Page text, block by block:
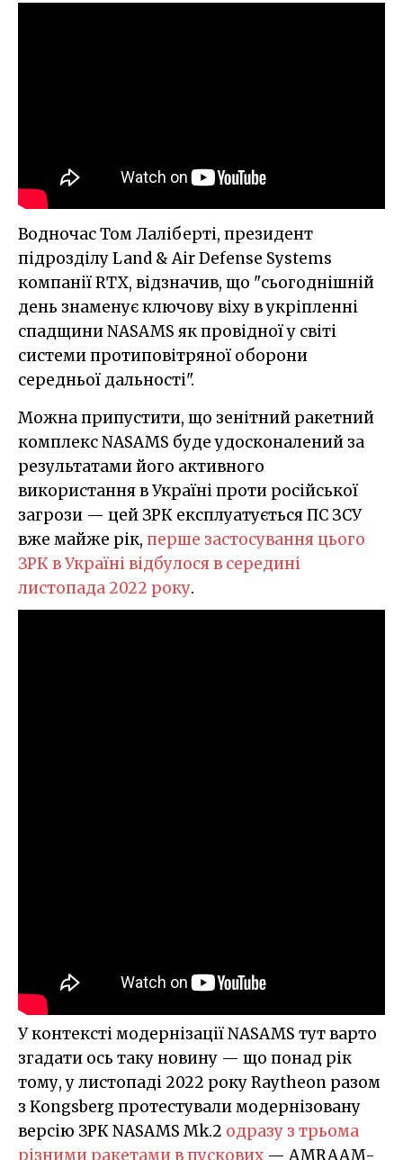
Водночас Том Лаліберті, президент
підрозділу Land & Air Defense Systems
компанії RTX, відзначив, що "сьогоднішній
день знаменує ключову віху в укріпленні
спадщини NASAMS як провідної у світі
системи протиповітряної оборони
середньої дальності".
Можна припустити, що зенітний ракетний
комплекс NASAMS буде удосконалений за
результатами його активного
використання в Україні проти російської
загрози — цей ЗРК експлуатується ПС ЗСУ
вже майже рік, перше застосування цього
ЗРК в Україні відбулося в середині
листопада 2022 року.
У контексті модернізації NASAMS тут варто
згадати ось таку новину — що понад рік
тому, у листопаді 2022 року Raytheon разом
з Kongsberg протестували модернізовану
версію ЗРК NASAMS Mk.2 одразу з трьома
різними ракетами в пускових — AMRAAM-